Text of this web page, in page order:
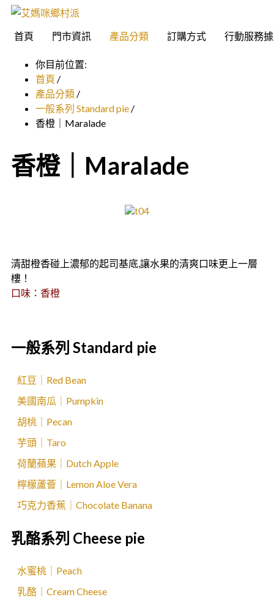
首頁 門市資訊 產品分類 訂購方式 行動服務
你目前位置:
首頁 /
產品分類 /
一般系列 Standard pie /
香橙｜Maralade
香橙｜Maralade
清甜橙香碰上濃郁的起司基底,讓水果的清爽口味更上一層
樓！
口味：香橙
一般系列 Standard pie
紅豆｜Red Bean
美國南瓜｜Pumpkin
胡桃｜Pecan
芋頭｜Taro
荷蘭蘋果｜Dutch Apple
檸檬蘆薈｜Lemon Aloe Vera
巧克力香蕉｜Chocolate Banana
乳酪系列 Cheese pie
水蜜桃｜Peach
乳酪｜Cream Cheese